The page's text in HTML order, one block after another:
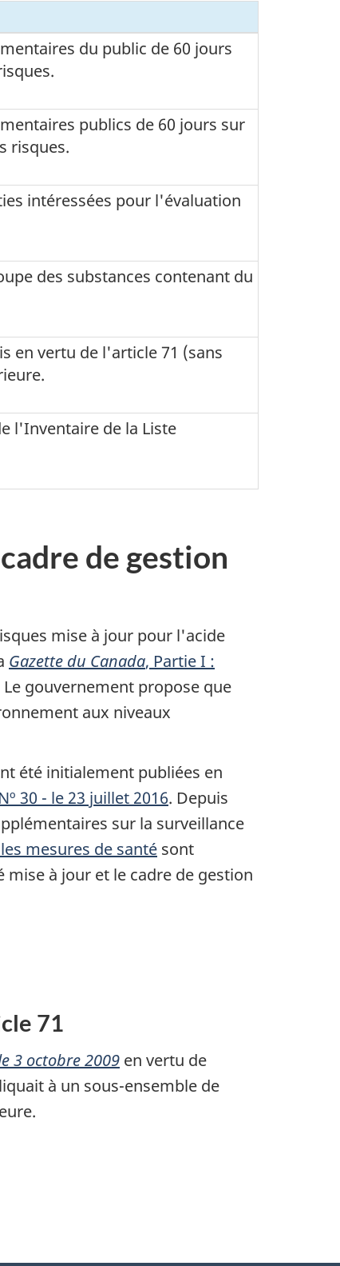
du public de 60 jours
publics de 60 jours sur
risques.
intéressées pour l'évaluation
des substances contenant du
en vertu de l'article 71 (sans
l'Inventaire de la Liste
de gestion
mise à jour pour l'acide
Gazette du Canada, Partie I :
gouvernement propose que
aux niveaux
été initialement publiées en
30 - le 23 juillet 2016. Depuis
sur la surveillance
mesures de santé sont
à jour et le cadre de gestion
71
3 octobre 2009 en vertu de
à un sous-ensemble de